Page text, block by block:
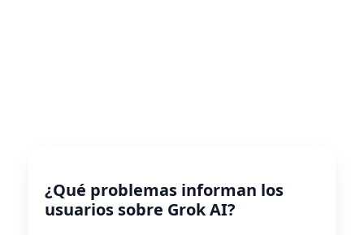
¿Qué problemas informan los
usuarios sobre Grok AI?